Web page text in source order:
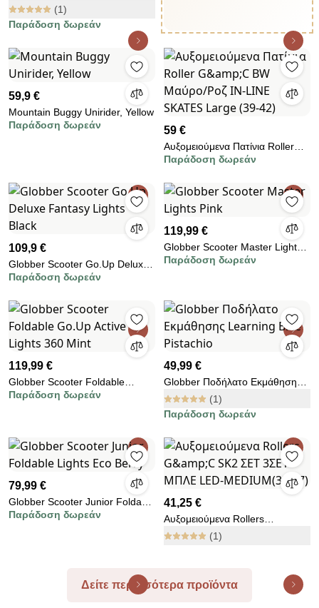
G&amp;C BW Μαύρο/Ροζ IN-
LINE SKATES Medium (35-38)
(1)
Παράδοση δωρεάν
59,9 €
Mountain Buggy Unirider, Yellow
Παράδοση δωρεάν
59 €
Αυξομειούμενα Πατίνια Roller
G&amp;C BW Μαύρο/Ροζ IN-
Παράδοση δωρεάν
109,9 €
Globber Scooter Go.Up Deluxe
Fantasy Lights Black
Παράδοση δωρεάν
119,99 €
Globber Scooter Master Lights
Pink
Παράδοση δωρεάν
119,99 €
Globber Scooter Foldable
Go.Up Active Lights 360 Mint
Παράδοση δωρεάν
49,99 €
Globber Ποδήλατο Εκμάθησης
Learning Bike Pistachio
(1)
Παράδοση δωρεάν
79,99 €
Globber Scooter Junior Foldable
Lights Eco Berry
Παράδοση δωρεάν
41,25 €
Αυξομειούμενα Rollers
G&amp;C SK2 ΣΕΤ 3ΣΕ1 ΜΠΛΕ
(1)
Δείτε περισσότερα προϊόντα